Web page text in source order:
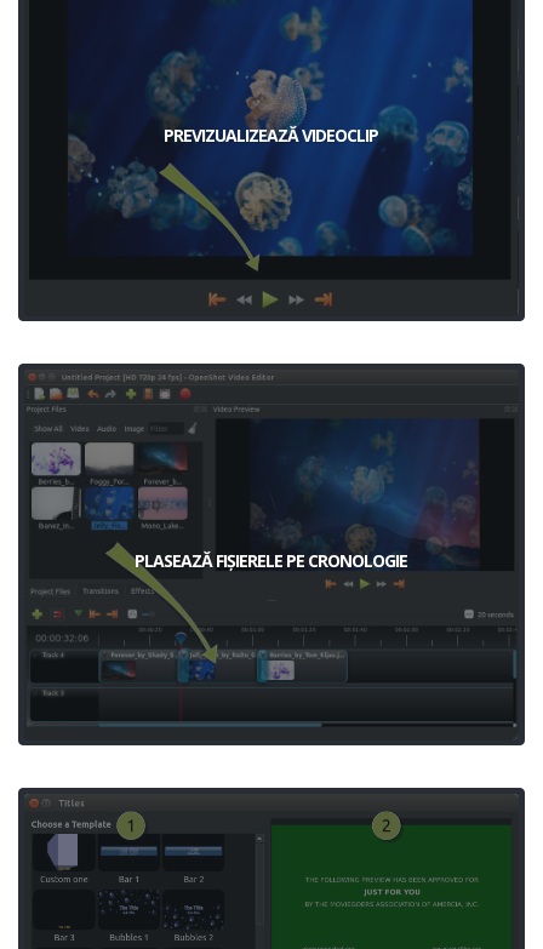
PREVIZUALIZEAZĂ VIDEOCLIP
PLASEAZĂ FIȘIERELE PE CRONOLOGIE